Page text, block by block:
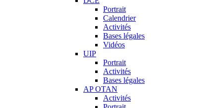
Portrait
Calendrier
Activités
Bases légales
Vidéos
UIP
Portrait
Activités
Bases légales
AP OTAN
Activités